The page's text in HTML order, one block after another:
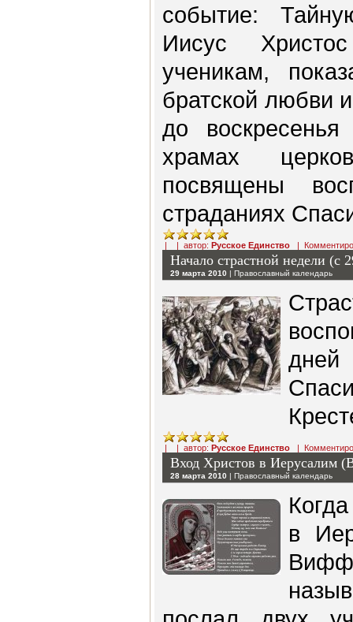
событие:
Иисус
ученикам,
братской любви
до
храмах
посвящены
страданиях
| | автор: Русское Единство |
Начало страстной недели (с
29 марта 2010 | Православный календарь
| | автор: Русское Единство |
Вход Христов в Иерусалим
28 марта 2010 | Православный календарь
в